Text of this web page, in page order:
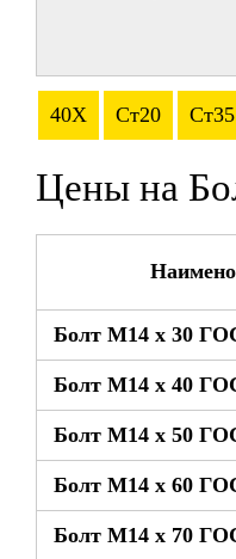
40Х Ст20 Ст35
Цены на
Болт М14 x 30
Болт М14 x 40
Болт М14 x 50
Болт М14 x 60
Болт М14 x 70